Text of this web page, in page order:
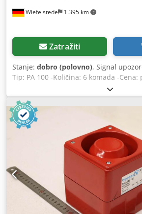
Wiefelstede 1.395 km
Zatražiti
Stanje: dobro (polovno), Signal
Tip: PA 100 -Količina: 6 komada -Cena:
Cedpfxsb A S Ehe Ahtsrf -Težina: 0.2 kg